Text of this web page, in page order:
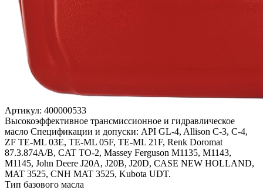
Артикул: 400000533
Высокоэффективное трансмиссионное и гидравлическое
масло Спецификации и допуски: API GL-4, Allison C-3, C-4,
ZF TE-ML 03E, TE-ML 05F, TE-ML 21F, Renk Doromat
87.3.874A/B, CAT TO-2, Massey Ferguson M1135, M1143,
M1145, John Deere J20A, J20B, J20D, CASE NEW HOLLAND,
MAT 3525, CNH MAT 3525, Kubota UDT.
Тип базового масла